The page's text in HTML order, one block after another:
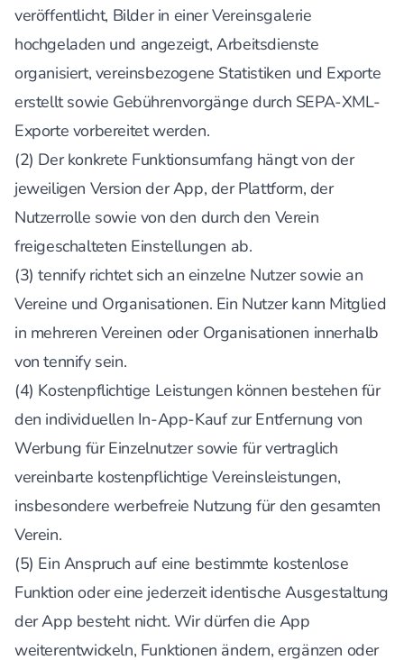
veröffentlicht, Bilder in einer Vereinsgalerie
hochgeladen und angezeigt, Arbeitsdienste
organisiert, vereinsbezogene Statistiken und Exporte
erstellt sowie Gebührenvorgänge durch SEPA-XML-
Exporte vorbereitet werden.
(2) Der konkrete Funktionsumfang hängt von der
jeweiligen Version der App, der Plattform, der
Nutzerrolle sowie von den durch den Verein
freigeschalteten Einstellungen ab.
(3) tennify richtet sich an einzelne Nutzer sowie an
Vereine und Organisationen. Ein Nutzer kann Mitglied
in mehreren Vereinen oder Organisationen innerhalb
von tennify sein.
(4) Kostenpflichtige Leistungen können bestehen für
den individuellen In-App-Kauf zur Entfernung von
Werbung für Einzelnutzer sowie für vertraglich
vereinbarte kostenpflichtige Vereinsleistungen,
insbesondere werbefreie Nutzung für den gesamten
Verein.
(5) Ein Anspruch auf eine bestimmte kostenlose
Funktion oder eine jederzeit identische Ausgestaltung
der App besteht nicht. Wir dürfen die App
weiterentwickeln, Funktionen ändern, ergänzen oder